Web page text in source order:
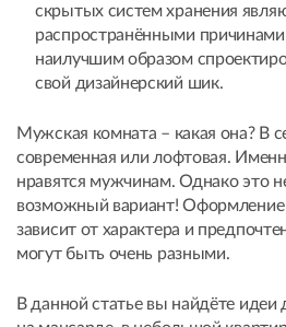
скрытых систем хранения
распространёнными
наилучшим образом
свой дизайнерский шик.
Мужская комната – какая она? В
современная или лофтовая.
нравятся мужчинам. Однако это
возможный вариант!
зависит от характера и
могут быть очень разными.
В данной статье вы найдёте